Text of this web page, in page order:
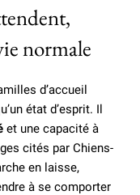
normale
d’accueil
état d’esprit. Il
et une capacité à
cités par Chiens-
en laisse,
à se comporter